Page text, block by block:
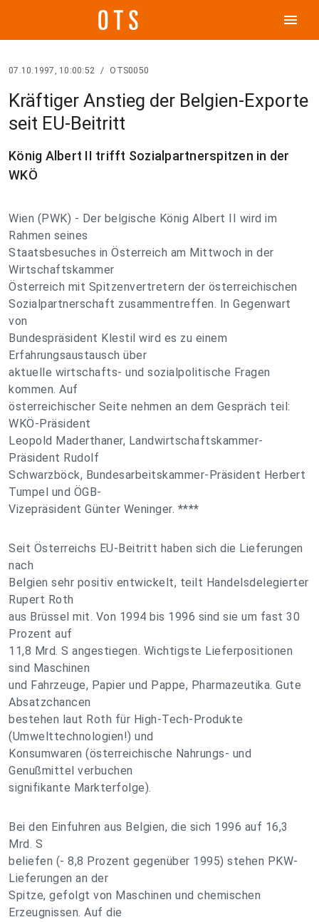
menu
07.10.1997, 10:00:52 / OTS0050
Kräftiger Anstieg der Belgien-Exporte
seit EU-Beitritt
König Albert II trifft Sozialpartnerspitzen in der
WKÖ
Wien (PWK) - Der belgische König Albert II wird im
Rahmen seines
Staatsbesuches in Österreich am Mittwoch in der
Wirtschaftskammer
Österreich mit Spitzenvertretern der österreichischen
Sozialpartnerschaft zusammentreffen. In Gegenwart
von
Bundespräsident Klestil wird es zu einem
Erfahrungsaustausch über
aktuelle wirtschafts- und sozialpolitische Fragen
kommen. Auf
österreichischer Seite nehmen an dem Gespräch teil:
WKÖ-Präsident
Leopold Maderthaner, Landwirtschaftskammer-
Präsident Rudolf
Schwarzböck, Bundesarbeitskammer-Präsident Herbert
Tumpel und ÖGB-
Vizepräsident Günter Weninger. ****
Seit Österreichs EU-Beitritt haben sich die Lieferungen
nach
Belgien sehr positiv entwickelt, teilt Handelsdelegierter
Rupert Roth
aus Brüssel mit. Von 1994 bis 1996 sind sie um fast 30
Prozent auf
11,8 Mrd. S angestiegen. Wichtigste Lieferpositionen
sind Maschinen
und Fahrzeuge, Papier und Pappe, Pharmazeutika. Gute
Absatzchancen
bestehen laut Roth für High-Tech-Produkte
(Umwelttechnologien!) und
Konsumwaren (österreichische Nahrungs- und
Genußmittel verbuchen
signifikante Markterfolge).
Bei den Einfuhren aus Belgien, die sich 1996 auf 16,3
Mrd. S
beliefen (- 8,8 Prozent gegenüber 1995) stehen PKW-
Lieferungen an der
Spitze, gefolgt von Maschinen und chemischen
Erzeugnissen. Auf die